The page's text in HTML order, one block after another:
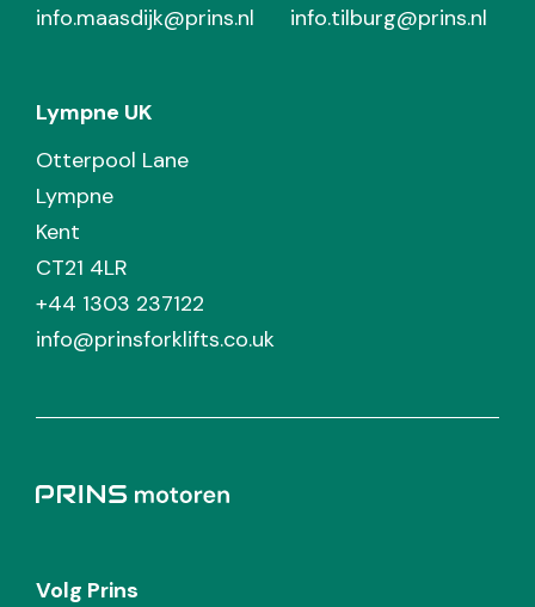
info.maasdijk@prins.nl
info.tilburg@prins.nl
Lympne UK
Otterpool Lane
Lympne
Kent
CT21 4LR
+44 1303 237122
info@prinsforklifts.co.uk
Volg Prins